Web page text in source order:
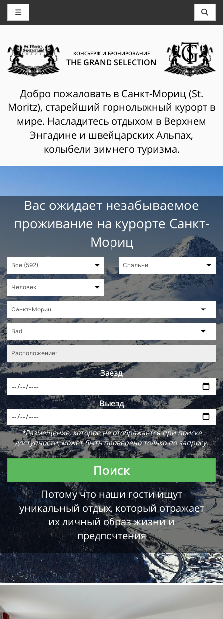
КОНСЬЕРЖ И БРОНИРОВАНИЕ
THE GRAND SELECTION
Добро пожаловать в Санкт-Мориц (St.
Moritz), старейший горнолыжный курорт в
мире. Насладитесь отдыхом в Верхнем
Энгадине и швейцарских Альпах,
колыбели зимнего туризма.
Вас ожидает незабываемое
проживание на курорте Санкт-
Мориц
Заезд
Выезд
*Размещение, которое не отображается при поиске
доступности, может быть проверено только по запросу.
Поиск
Потому что наши гости ищут
уникальный отдых, который отражает
их личный образ жизни и
предпочтения